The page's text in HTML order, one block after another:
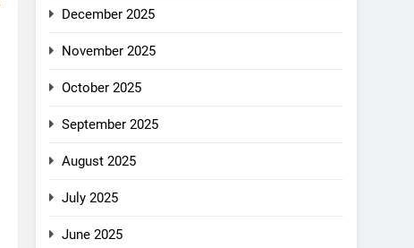
December 2025
November 2025
October 2025
September 2025
August 2025
July 2025
June 2025